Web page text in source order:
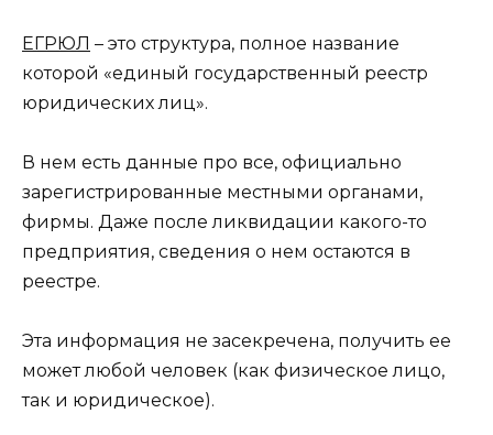
ЕГРЮЛ – это структура, полное название
которой «единый государственный реестр
юридических лиц».
В нем есть данные про все, официально
зарегистрированные местными органами,
фирмы. Даже после ликвидации какого-то
предприятия, сведения о нем остаются в
реестре.
Эта информация не засекречена, получить ее
может любой человек (как физическое лицо,
так и юридическое).